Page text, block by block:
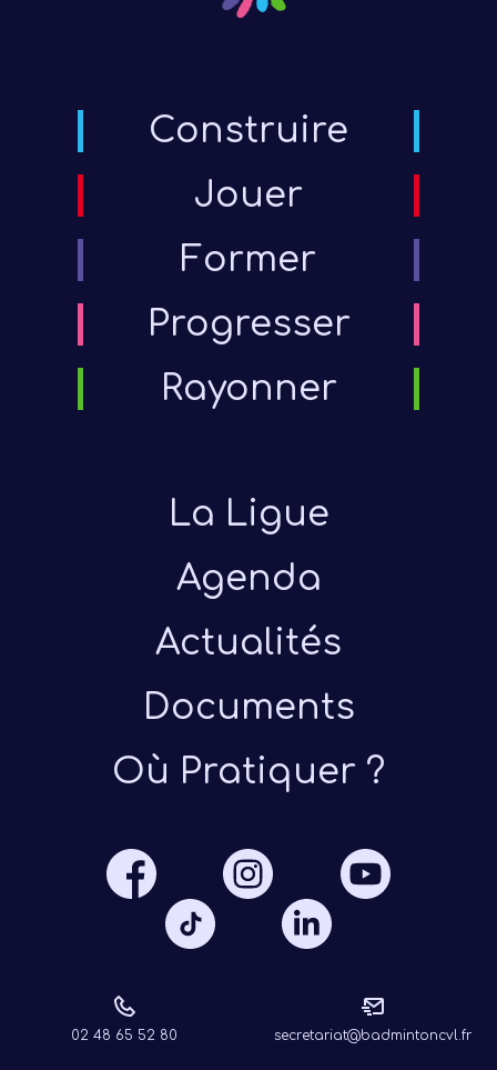
Construire
Jouer
Former
Progresser
Rayonner
La Ligue
Agenda
Actualités
Documents
Où Pratiquer ?
02 48 65 52 80 secretariat@badmintoncvl.fr